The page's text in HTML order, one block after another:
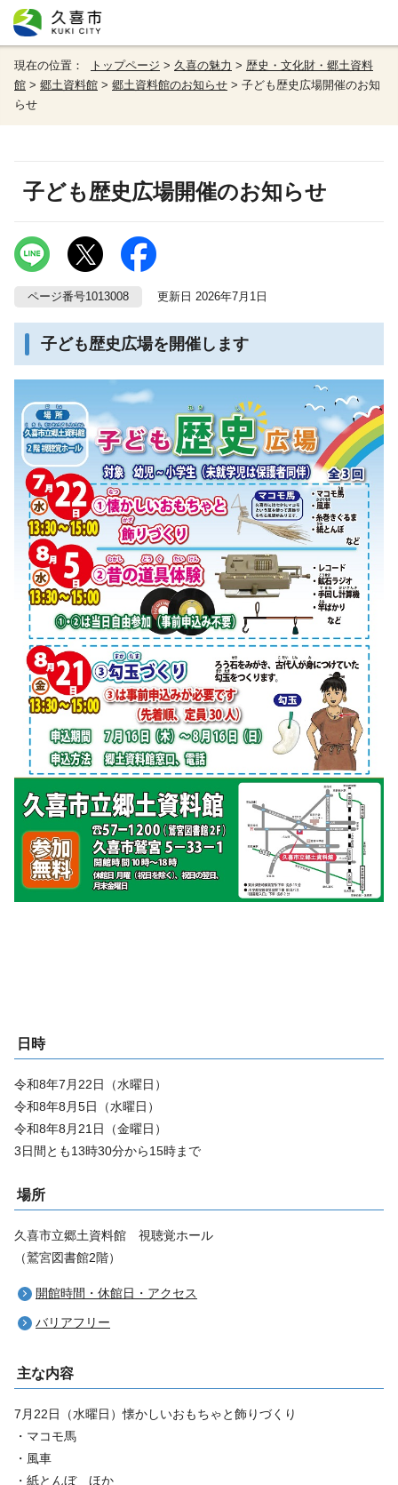
現在の位置： トップページ > 久喜の魅力 > 歴史・文化財・郷土資料
館 > 郷土資料館 > 郷土資料館のお知らせ > 子ども歴史広場開催のお知
らせ
子ども歴史広場開催のお知らせ
ページ番号1013008 更新日 2026年7月1日
子ども歴史広場を開催します
日時
令和8年7月22日（水曜日）
令和8年8月5日（水曜日）
令和8年8月21日（金曜日）
3日間とも13時30分から15時まで
場所
久喜市立郷土資料館 視聴覚ホール
（鷲宮図書館2階）
開館時間・休館日・アクセス
バリアフリー
主な内容
7月22日（水曜日）懐かしいおもちゃと飾りづくり
・マコモ馬
・風車
・紙とんぼ ほか